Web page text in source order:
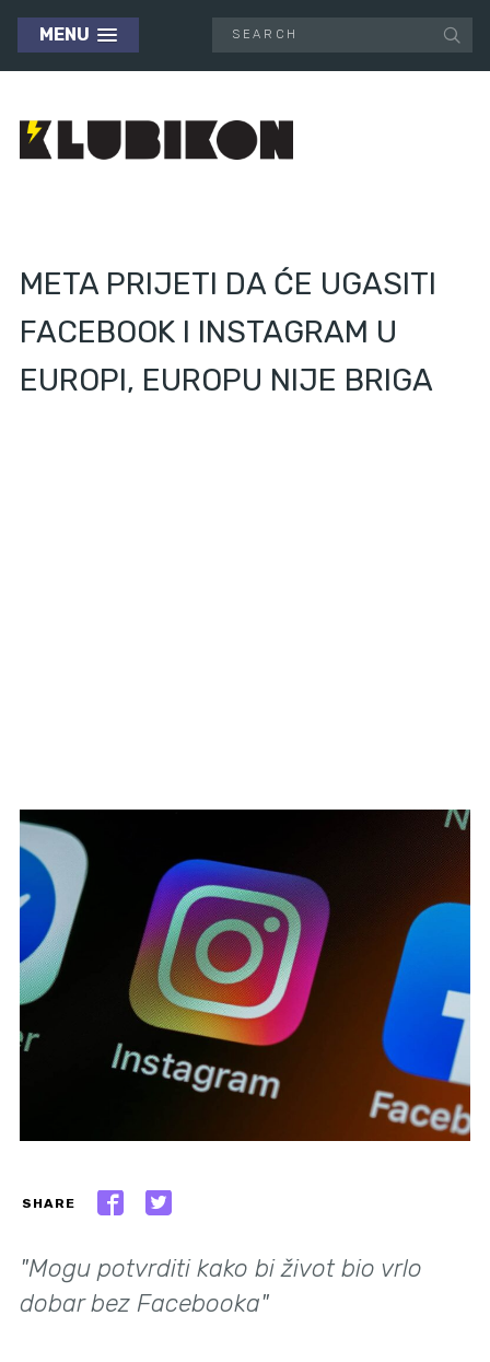
MENU
META PRIJETI DA ĆE UGASITI
FACEBOOK I INSTAGRAM U
EUROPI, EUROPU NIJE BRIGA
SHARE
"Mogu potvrditi kako bi život bio vrlo
dobar bez Facebooka"